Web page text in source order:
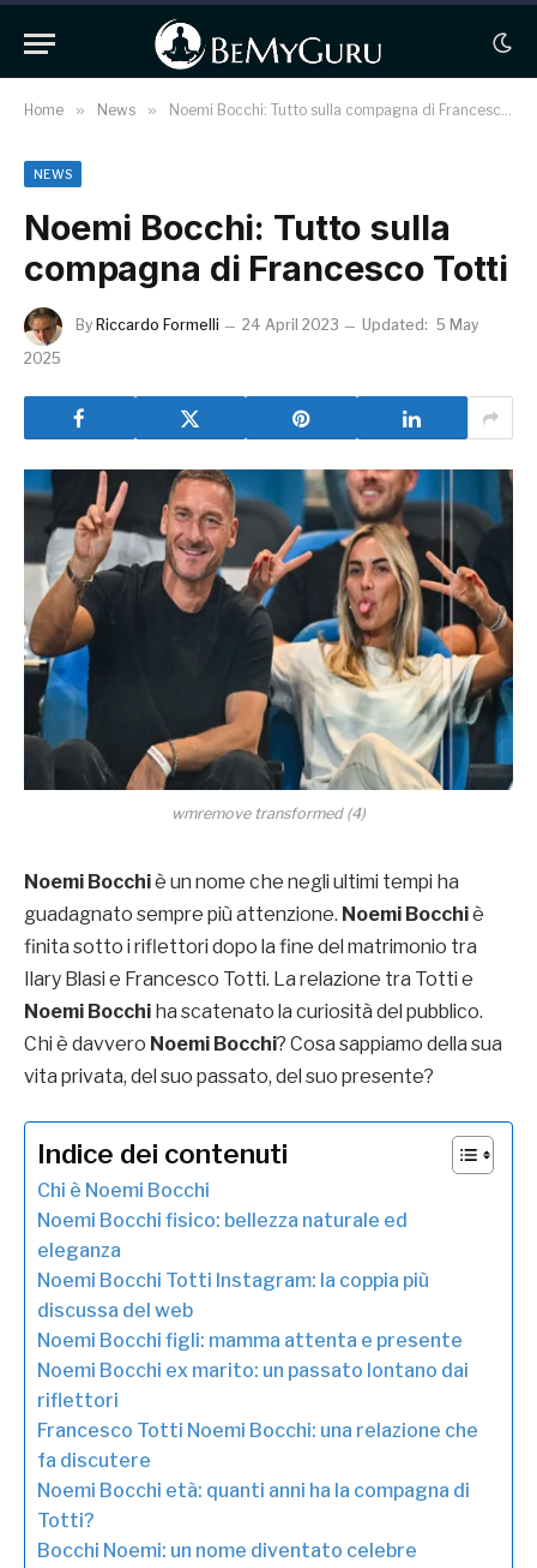
Home » News » Noemi Bocchi: Tutto sulla compagna di Francesco Totti
NEWS
Noemi Bocchi: Tutto sulla
compagna di Francesco Totti
By Riccardo Formelli 24 April 2023 Updated: 5 May
2025
wmremove transformed (4)
Noemi Bocchiè un nome che negli ultimi tempi ha
guadagnato sempre più attenzione. Noemi Bocchiè
finita sotto i riflettori dopo la fine del matrimonio tra
Ilary Blasi e Francesco Totti. La relazione tra Totti e
Noemi Bocchi ha scatenato la curiosità del pubblico.
Chi è davvero Noemi Bocchi? Cosa sappiamo della sua
vita privata, del suo passato, del suo presente?
Indice dei contenuti
Chi è Noemi Bocchi
Noemi Bocchi fisico: bellezza naturale ed
eleganza
Noemi Bocchi Totti Instagram: la coppia più
discussa del web
Noemi Bocchi figli: mamma attenta e presente
Noemi Bocchi ex marito: un passato lontano dai
riflettori
Francesco Totti Noemi Bocchi: una relazione che
fa discutere
Noemi Bocchi età: quanti anni ha la compagna di
Totti?
Bocchi Noemi: un nome diventato celebre